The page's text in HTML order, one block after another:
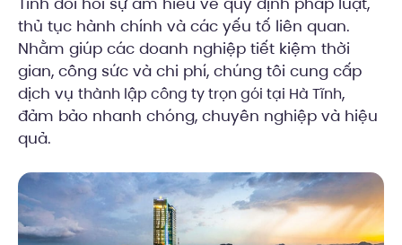
thủ tục hành chính và các yếu tố liên quan.
Nhằm giúp các doanh nghiệp tiết kiệm thời
gian, công sức và chi phí, chúng tôi cung cấp
dịch vụ thành lập công ty trọn gói tại Hà Tĩnh,
đảm bảo nhanh chóng, chuyên nghiệp và hiệu
quả.